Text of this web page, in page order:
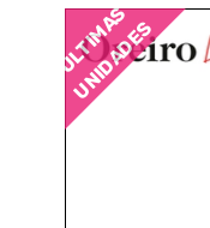
ÚLTIMAS
UNIDADES